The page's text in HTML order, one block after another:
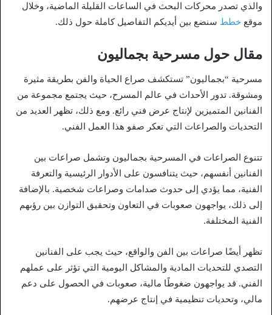
والذي تصدر محركات البحث في الساعات القليلة الماضية، وخلال
موقع خطط سنضع بين أيديكم التفاصيل كاملة حول ذلك.
مقال حول مسرحية بجماليون
مسرحية “بجماليون” تستكشف صراع الحياة والفن بطريقة مثيرة
ومشوقة. تدور الأحداث في عالم المسرح، حيث يجتمع مجموعة من
الفنانين المتميزين لإنتاج عرض فني رائع. ومع ذلك، تظهر العديد من
التحديات والصراعات التي تعكر صفو هذا العمل الفني.
تتنوع الصراعات في المسرحية بجماليون وتشمل صراعات بين
الفنانين أنفسهم، حيث يتنافسون على الأدوار الرئيسية والتعرفة
الفنية، مما يؤدي إلى حدوث صدامات وصراعات شخصية. بالإضافة
إلى ذلك، يواجهون صعوبات في التعاون وتحقيق التوازن بين رؤىهم
الفنية المختلفة.
تظهر أيضًا صراعات بين الفن والواقع، حيث يجب على الفنانين
التصدي للتحديات المادية والمشاكل اليومية التي تؤثر على عملهم
الفني. قد يواجهون ضغوطًا مالية، صعوبات في الحصول على دعم
مالي، وتحديات تنظيمية في إنتاج عرضهم.